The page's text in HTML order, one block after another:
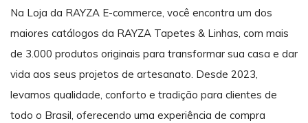
Na Loja da RAYZA E-commerce, você encontra um dos
maiores catálogos da RAYZA Tapetes & Linhas, com mais
de 3.000 produtos originais para transformar sua casa e dar
vida aos seus projetos de artesanato. Desde 2023,
levamos qualidade, conforto e tradição para clientes de
todo o Brasil, oferecendo uma experiência de compra